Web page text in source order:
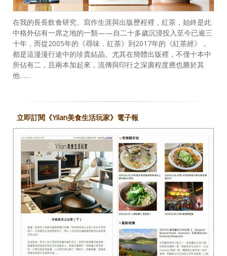
在我的長長飲食研究、寫作生涯與出版歷程裡，紅茶，始終是此
中格外佔有一席之地的一類——自二十多歲沉浸投入至今已逾三
十年，而從2005年的《尋味．紅茶》到2017年的《紅茶經》，
都是這漫漫行途中的珍貴結晶。尤其在簡體出版裡，不僅十本中
所佔有二，且兩本加起來，流傳與印行之深廣程度應也勝於其
他……
立即訂閱《Yilan美食生活玩家》電子報